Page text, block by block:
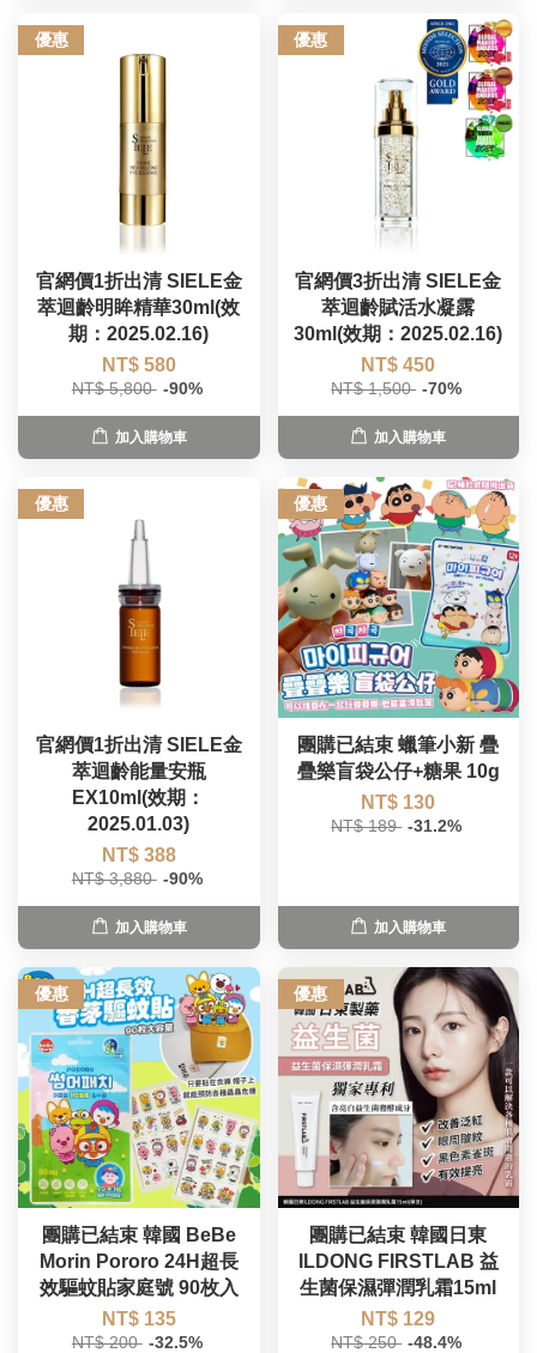
優惠
官網價1折出清 SIELE金
萃迴齡明眸精華30ml(效
期：2025.02.16)
NT$ 580
NT$ 5,800 -90%
加入購物車
優惠
官網價3折出清 SIELE金
萃迴齡賦活水凝露
30ml(效期：2025.02.16)
NT$ 450
NT$ 1,500 -70%
加入購物車
優惠
官網價1折出清 SIELE金
萃迴齡能量安瓶
EX10ml(效期：
2025.01.03)
NT$ 388
NT$ 3,880 -90%
加入購物車
優惠
團購已結束 蠟筆小新 疊
疊樂盲袋公仔+糖果 10g
NT$ 130
NT$ 189 -31.2%
加入購物車
優惠
團購已結束 韓國 BeBe
Morin Pororo 24H超長
效驅蚊貼家庭號 90枚入
NT$ 135
NT$ 200 -32.5%
優惠
團購已結束 韓國日東
ILDONG FIRSTLAB 益
生菌保濕彈潤乳霜15ml
NT$ 129
NT$ 250 -48.4%